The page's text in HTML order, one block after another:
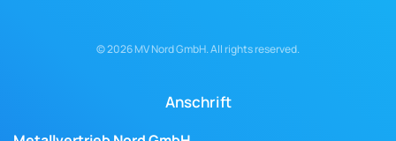
©2026MV Nord GmbH. All rights reserved.
Anschrift